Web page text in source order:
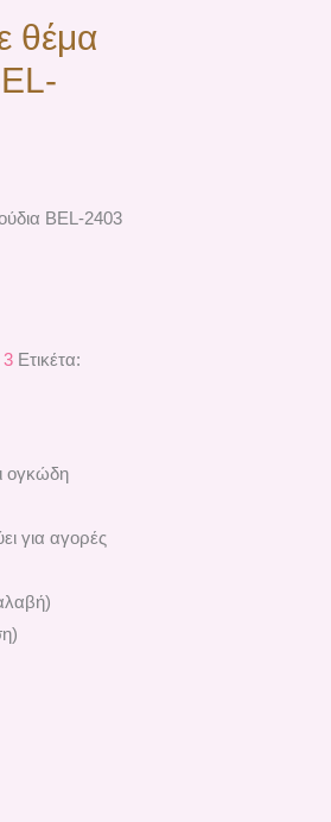
θέμα
ΒEL-2403
3 Ετικέτα:
ογκώδη
για αγορές